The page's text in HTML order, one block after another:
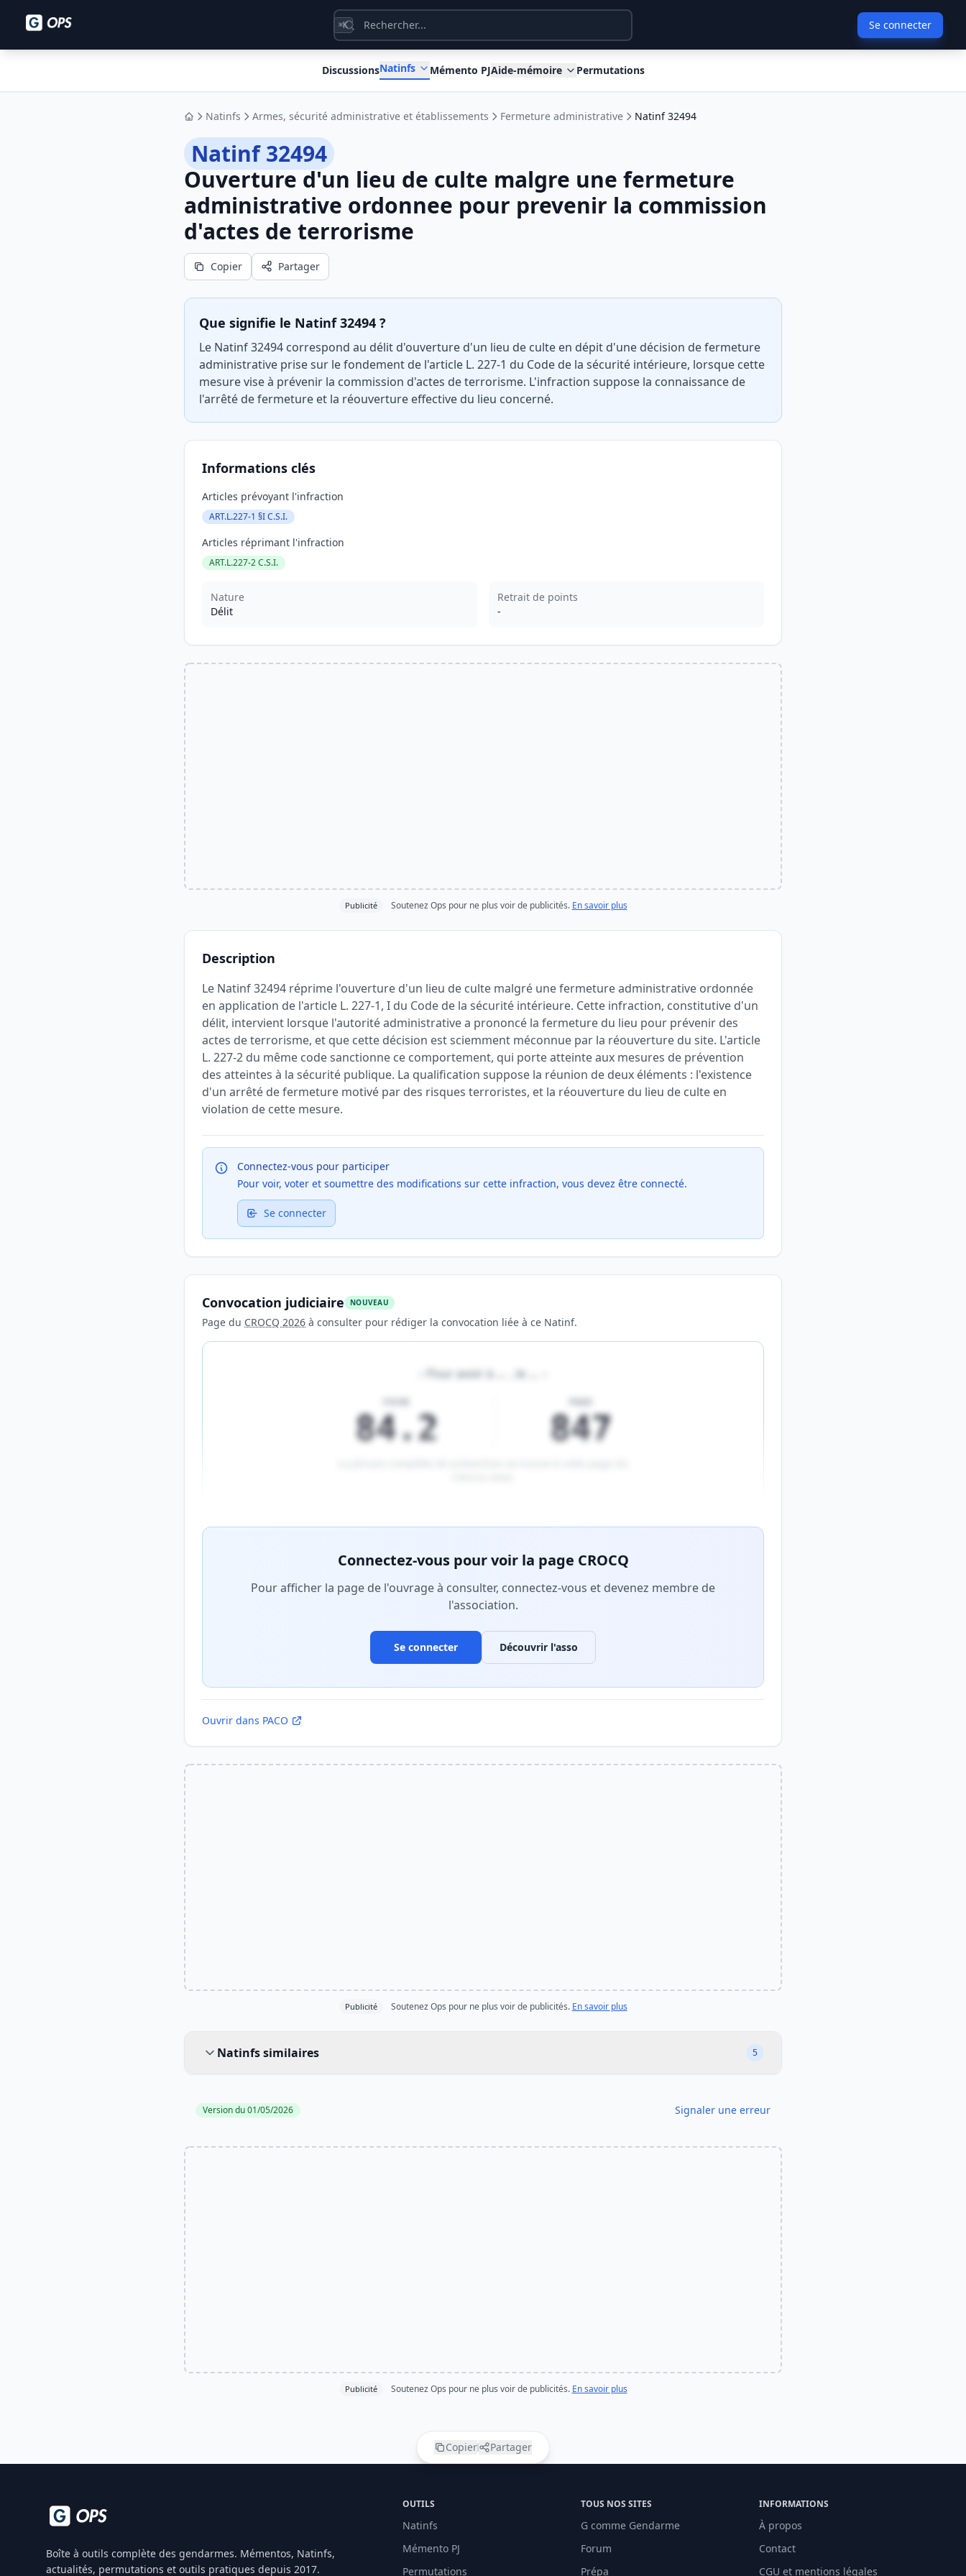
⌘K Se connecter
DiscussionsNatinfs Mémento PJAide-mémoire Permutations
AccueilNatinfs Armes, sécurité administrative et établissements Fermeture administrative Natinf 32494
Natinf 32494
Ouverture d'un lieu de culte malgre une fermeture
administrative ordonnee pour prevenir la commission
d'actes de terrorisme
Copier Partager
Que signifie le Natinf 32494 ?
Le Natinf 32494 correspond au délit d'ouverture d'un lieu de culte en dépit d'une décision de fermeture
administrative prise sur le fondement de l'article L. 227-1 du Code de la sécurité intérieure, lorsque cette
mesure vise à prévenir la commission d'actes de terrorisme. L'infraction suppose la connaissance de
l'arrêté de fermeture et la réouverture effective du lieu concerné.
Informations clés
Articles prévoyant l'infraction
ART.L.227-1 §I C.S.I.
Articles réprimant l'infraction
ART.L.227-2 C.S.I.
Nature
Délit
Retrait de points
-
Publicité Soutenez Ops pour ne plus voir de publicités. En savoir plus
Description
Le Natinf 32494 réprime l'ouverture d'un lieu de culte malgré une fermeture administrative ordonnée
en application de l'article L. 227-1, I du Code de la sécurité intérieure. Cette infraction, constitutive d'un
délit, intervient lorsque l'autorité administrative a prononcé la fermeture du lieu pour prévenir des
actes de terrorisme, et que cette décision est sciemment méconnue par la réouverture du site. L'article
L. 227-2 du même code sanctionne ce comportement, qui porte atteinte aux mesures de prévention
des atteintes à la sécurité publique. La qualification suppose la réunion de deux éléments : l'existence
d'un arrêté de fermeture motivé par des risques terroristes, et la réouverture du lieu de culte en
violation de cette mesure.
Connectez-vous pour participer
Pour voir, voter et soumettre des modifications sur cette infraction, vous devez être connecté.
Se connecter
Convocation judiciaire NOUVEAU
Page du CROCQ 2026 à consulter pour rédiger la convocation liée à ce Natinf.
Pour avoir à , le
84.2 847
Connectez-vous pour voir la page CROCQ
Pour afficher la page de l'ouvrage à consulter, connectez-vous et devenez membre de
l'association.
Se connecter Découvrir l'asso
Ouvrir dans PACO
Publicité Soutenez Ops pour ne plus voir de publicités. En savoir plus
Natinfs similaires
5
Version du 01/05/2026 Signaler une erreur
Publicité Soutenez Ops pour ne plus voir de publicités. En savoir plus
Copier Partager
Boîte à outils complète des gendarmes. Mémentos, Natinfs,
actualités, permutations et outils pratiques depuis 2017.
OUTILS
Natinfs
Mémento PJ
Permutations
TOUS NOS SITES
G comme Gendarme
Forum
Prépa
INFORMATIONS
À propos
Contact
CGU et mentions légales